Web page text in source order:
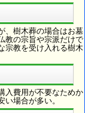
、樹木葬の場合はお墓
教の宗旨や宗派だけで
宗教を受け入れる樹木
入費用が不要なためか
場合が多い。